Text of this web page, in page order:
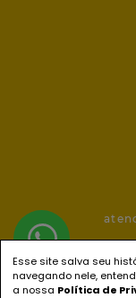
Esse site salva seu
navegando nele,
a nossa Política de